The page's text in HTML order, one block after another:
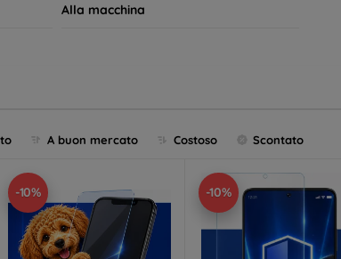
Alla macchina
A buon mercato Costoso Scontato
-10% -10%